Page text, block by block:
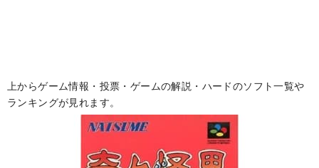
上からゲーム情報・投票・ゲームの解説・ハードのソフト一覧や
ランキングが見れます。